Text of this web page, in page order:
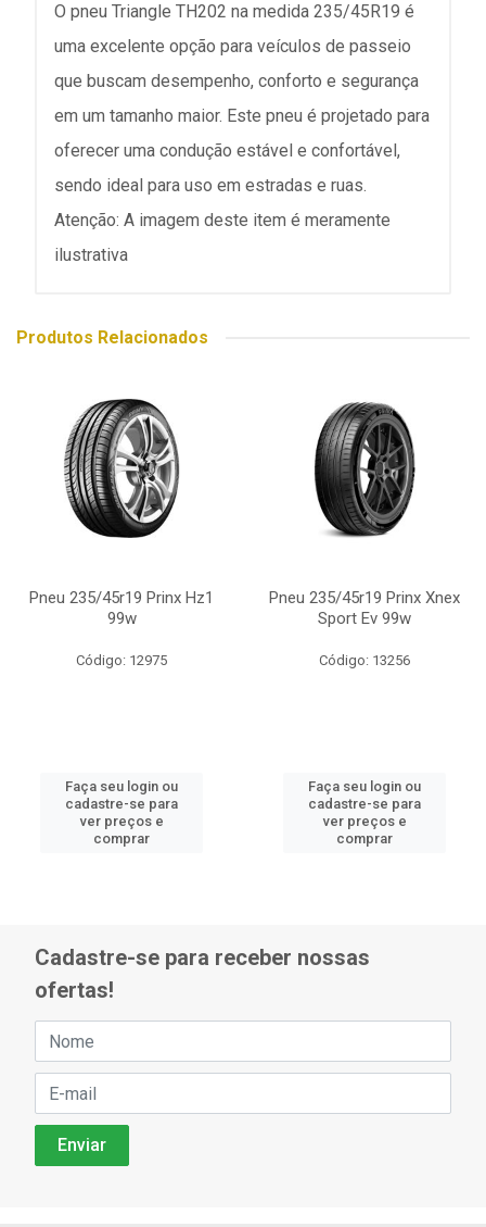
O pneu Triangle TH202 na medida 235/45R19 é
uma excelente opção para veículos de passeio
que buscam desempenho, conforto e segurança
em um tamanho maior. Este pneu é projetado para
oferecer uma condução estável e confortável,
sendo ideal para uso em estradas e ruas.
Atenção: A imagem deste item é meramente
ilustrativa
Produtos Relacionados
Pneu 235/45r19 Prinx Hz1
99w
Código: 12975
Faça seu login ou
cadastre-se para
ver preços e
comprar
Pneu 235/45r19 Prinx Xnex
Sport Ev 99w
Código: 13256
Faça seu login ou
cadastre-se para
ver preços e
comprar
Cadastre-se para receber nossas
ofertas!